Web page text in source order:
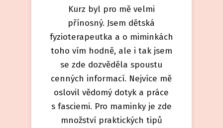
Kurz byl pro mě velmi
přínosný. Jsem dětská
fyzioterapeutka a o miminkách
toho vím hodně, ale i tak jsem
se zde dozvěděla spoustu
cenných informací. Nejvíce mě
oslovil vědomý dotyk a práce
s fasciemi. Pro maminky je zde
množství praktických tipů